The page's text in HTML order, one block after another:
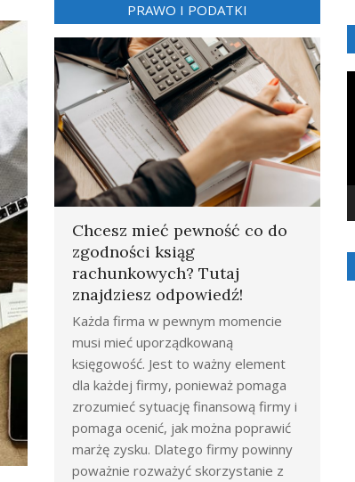
PRAWO I PODATKI
Chcesz mieć pewność co do
zgodności ksiąg
rachunkowych? Tutaj
znajdziesz odpowiedź!
Każda firma w pewnym momencie
musi mieć uporządkowaną
księgowość. Jest to ważny element
dla każdej firmy, ponieważ pomaga
zrozumieć sytuację finansową firmy i
pomaga ocenić, jak można poprawić
marżę zysku. Dlatego firmy powinny
poważnie rozważyć skorzystanie z